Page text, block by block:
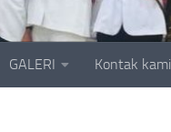
GALERI Kontak kami